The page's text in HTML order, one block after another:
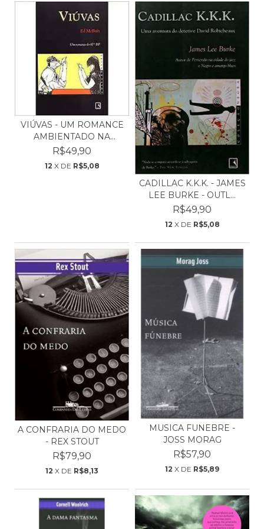
VIÚVAS - UM ROMANCE
AMBIENTADO NA
FICTIC...
R$49,90
12 X DE R$5,08
CADILLAC K.K.K. - JAMES
LEE BURKE - OUTL...
R$49,90
12 X DE R$5,08
A CONFRARIA DO MEDO
- REX STOUT
R$79,90
12 X DE R$8,13
MUSICA FUNEBRE -
JOSS MORAG
R$57,90
12 X DE R$5,89